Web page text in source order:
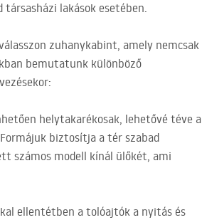
lakások esetében.
zuhanykabint, amely nemcsak
bemutatunk különböző
helytakarékosak, lehetővé téve a
biztosítja a tér szabad
számos modell kínál ülőkét, ami
ellentétben a tolóajtók a nyitás és